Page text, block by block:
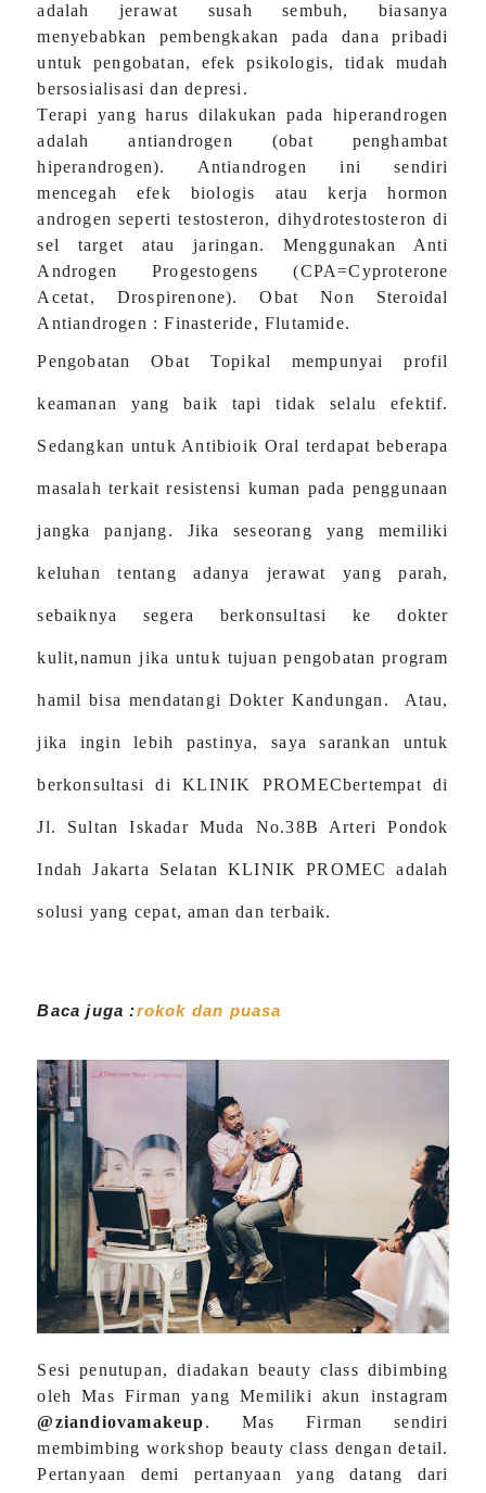
adalah jerawat susah sembuh, biasanya
menyebabkan pembengkakan pada dana pribadi
untuk pengobatan, efek psikologis, tidak mudah
bersosialisasi dan depresi.
Terapi yang harus dilakukan pada hiperandrogen
adalah antiandrogen (obat penghambat
hiperandrogen). Antiandrogen ini sendiri
mencegah efek biologis atau kerja hormon
androgen seperti testosteron, dihydrotestosteron di
sel target atau jaringan. Menggunakan Anti
Androgen Progestogens (CPA=Cyproterone
Acetat, Drospirenone). Obat Non Steroidal
Antiandrogen : Finasteride, Flutamide.
PengobatanObat Topikal mempunyai profil
keamanan yang baik tapi tidak selalu efektif.
Sedangkan untuk Antibioik Oral terdapat beberapa
masalah terkait resistensi kuman pada penggunaan
jangka panjang. Jika seseorang yang memiliki
keluhan tentang adanya jerawat yang parah,
sebaiknya segera berkonsultasike dokter
kulit,namun jika untuk tujuan pengobatan program
hamil bisa mendatangi Dokter Kandungan. Atau,
jika ingin lebih pastinya, saya sarankan untuk
berkonsultasi diKLINIK PROMECbertempat di
Jl. Sultan Iskadar Muda No.38B Arteri Pondok
Indah Jakarta Selatan KLINIK PROMEC adalah
solusi yang cepat, aman dan terbaik.
Baca juga :rokok dan puasa
Sesi penutupan, diadakan beauty class dibimbing
oleh Mas Firman yang Memiliki akun instagram
@ziandiovamakeup. Mas Firman sendiri
membimbing workshop beauty class dengan detail.
Pertanyaan demi pertanyaan yang datang dari